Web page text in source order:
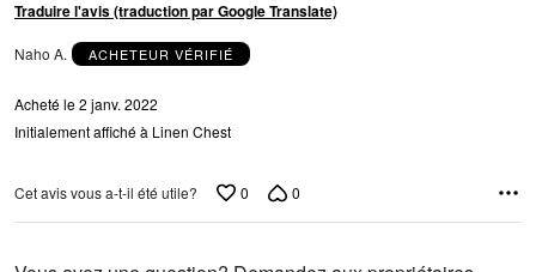
Traduire l'avis (traduction par Google Translate)
Naho A. ACHETEUR VÉRIFIÉ
Acheté le 2 janv. 2022
Initialement affiché à Linen Chest
Cet avis vous a-t-il été utile? 0 0